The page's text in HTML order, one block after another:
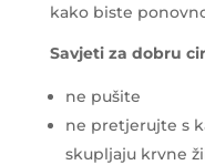
kako biste
Savjeti za dobru
ne pušite
ne pretjerujte s
skupljaju krvne